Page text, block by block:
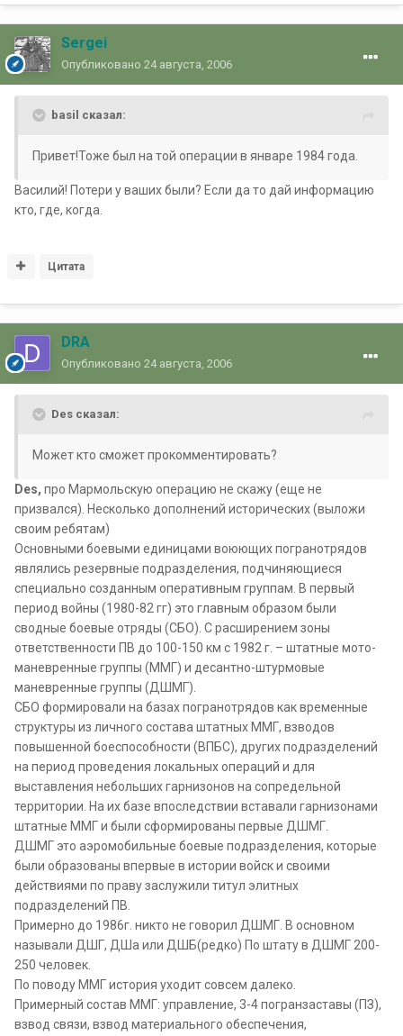
Sergei
Опубликовано 24 августа, 2006
basil сказал:
Привет!Тоже был на той операции в январе 1984 года.
Василий! Потери у ваших были? Если да то дай информацию
кто, где, когда.
Цитата
DRA
Опубликовано 24 августа, 2006
Des сказал:
Может кто сможет прокомментировать?
Des, про Мармольскую операцию не скажу (еще не
призвался). Несколько дополнений исторических (выложи
своим ребятам)
Основными боевыми единицами воюющих погранотрядов
являлись резервные подразделения, подчиняющиеся
специально созданным оперативным группам. В первый
период войны (1980-82 гг) это главным образом были
сводные боевые отряды (СБО). С расширением зоны
ответственности ПВ до 100-150 км с 1982 г. – штатные мото-
маневренные группы (ММГ) и десантно-штурмовые
маневренные группы (ДШМГ).
СБО формировали на базах погранотрядов как временные
структуры из личного состава штатных ММГ, взводов
повышенной боеспособности (ВПБС), других подразделений
на период проведения локальных операций и для
выставления небольших гарнизонов на сопредельной
территории. На их базе впоследствии вставали гарнизонами
штатные ММГ и были сформированы первые ДШМГ.
ДШМГ это аэромобильные боевые подразделения, которые
были образованы впервые в истории войск и своими
действиями по праву заслужили титул элитных
подразделений ПВ.
Примерно до 1986г. никто не говорил ДШМГ. В основном
называли ДШГ, ДШа или ДШБ(редко) По штату в ДШМГ 200-
250 человек.
По поводу ММГ история уходит совсем далеко.
Примерный состав ММГ: управление, 3-4 погранзаставы (ПЗ),
взвод связи, взвод материального обеспечения,